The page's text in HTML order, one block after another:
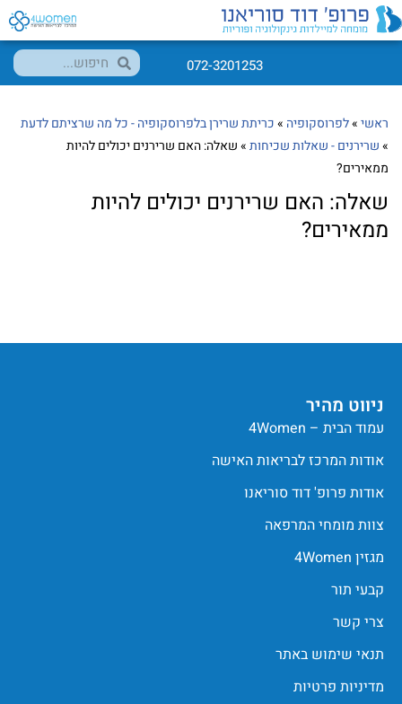
072-3201253
ראשי»לפרוסקופיה »כריתת שרירן בלפרוסקופיה - כל מה שרציתם לדעת
»שרירנים - שאלות שכיחות»שאלה: האם שרירנים יכולים להיות
ממאירים?
שאלה: האם שרירנים יכולים להיות
ממאירים?
ניווט מהיר
עמוד הבית – 4Women
אודות המרכז לבריאות האישה
אודות פרופ' דוד סוריאנו
צוות מומחי המרפאה
מגזין 4Women
קבעי תור
צרי קשר
תנאי שימוש באתר
מדיניות פרטיות